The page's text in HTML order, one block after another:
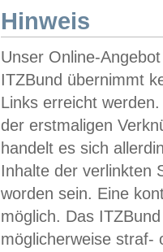
Hinweis
Unser Online-
ITZBund übernimmt
Links erreicht
der erstmaligen
handelt es sich
Inhalte der verlinkten
worden sein. Eine
möglich. Das
möglicherweise straf-